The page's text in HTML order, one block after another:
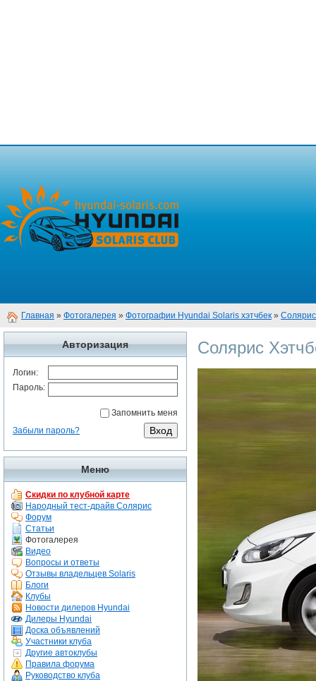
Главная » Фотогалерея » Фотографии Hyundai Solaris хэтчбек »
Авторизация
Логин:
Пароль:
Запомнить меня
Забыли пароль?
Меню
Скидки по клубной карте
Народный тест-драйв Солярис
Форум
Статьи
Фотогалерея
Видео
Вопросы и ответы
Отзывы владельцев Solaris
Блоги
Клубы
Новости дилеров Hyundai
Дилеры Hyundai
Доска объявлений
Участники клуба
Другие автоклубы
Правила форума
Руководство клуба
Солярис